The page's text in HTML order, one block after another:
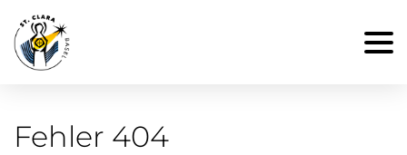
Fehler 404